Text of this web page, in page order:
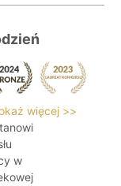
więcej >>
w